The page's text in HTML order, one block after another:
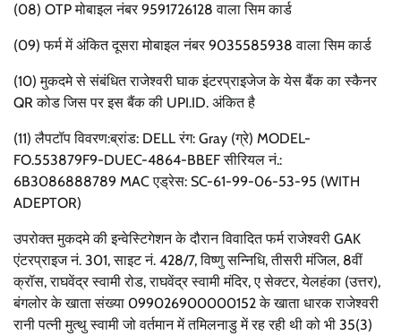
(08) OTP मोबाइल नंबर 9591726128 वाला सिम कार्ड
(09) फर्म में अंकित दूसरा मोबाइल नंबर 9035585938 वाला सिम कार्ड
(10) मुकदमे से संबंधित राजेश्वरी घाक इंटरप्राइजेज के येस बैंक का स्कैनर
QR कोड जिस पर इस बैंक की UPI.ID. अंकित है
(11) लैपटॉप विवरण:ब्रांड: DELL रंग: Gray (ग्रे) MODEL-
FO.553879F9-DUEC-4864-BBEF सीरियल नं.:
6B3086888789 MAC एड्रेस: SC-61-99-06-53-95 (WITH
ADEPTOR)
उपरोक्त मुकदमे की इन्वेस्टिगेशन के दौरान विवादित फर्म राजेश्वरी GAK
एंटरप्राइज नं. 301, साइट नं. 428/7, विष्णु सन्निधि, तीसरी मंजिल, 8वीं
क्रॉस, राघवेंद्र स्वामी रोड, राघवेंद्र स्वामी मंदिर, ए सेक्टर, येलहंका (उत्तर),
बंगलोर के खाता संख्या 099026900000152 के खाता धारक राजेश्वरी
रानी पत्नी मुत्थु स्वामी जो वर्तमान में तमिलनाडु में रह रही थी को भी 35(3)